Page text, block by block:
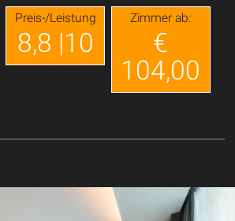
Preis-/Leistung
8,8 |10
Zimmer ab:
€
104,00